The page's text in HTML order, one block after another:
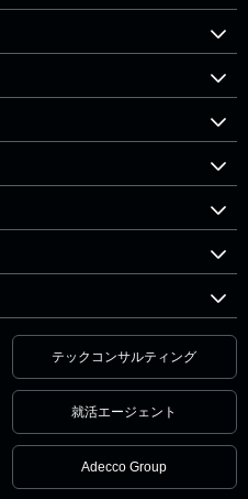
テックコンサルティング
就活エージェント
Adecco Group